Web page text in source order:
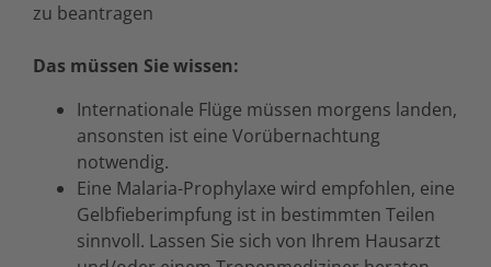
zu beantragen
Das müssen Sie wissen:
Internationale Flüge müssen morgens landen,
ansonsten ist eine Vorübernachtung
notwendig.
Eine Malaria-Prophylaxe wird empfohlen, eine
Gelbfieberimpfung ist in bestimmten Teilen
sinnvoll. Lassen Sie sich von Ihrem Hausarzt